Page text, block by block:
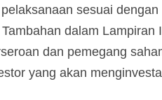
sesuai
dalam Lampiran
dan pemegang
yang akan